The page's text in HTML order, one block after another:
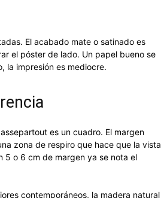
El acabado mate o satinado es
el póster de lado. Un papel bueno se
la impresión es mediocre.
es un cuadro. El margen
zona de respiro que hace que la vista
5 o 6 cm de margen ya se nota el
contemporáneos, la madera natural